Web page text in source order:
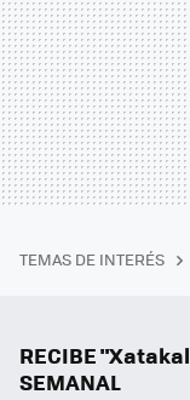
TEMAS DE INTERÉS
RECIBE
SEMANAL